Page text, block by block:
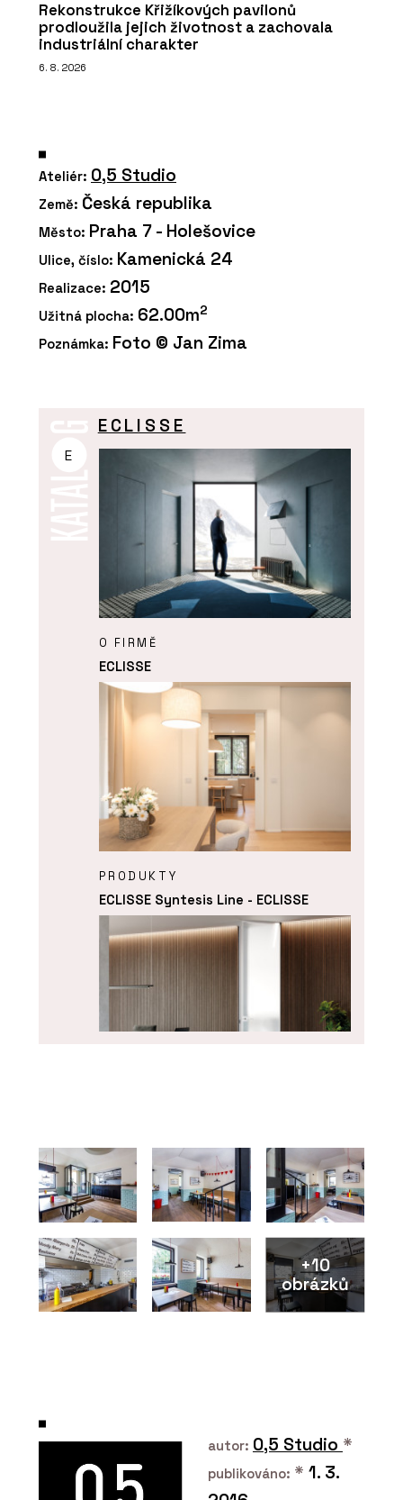
Rekonstrukce Křižíkových pavilonů
prodloužila jejich životnost a zachovala
industriální charakter
6. 8. 2026
Ateliér: 0,5 Studio
Země: Česká republika
Město: Praha 7 - Holešovice
Ulice, číslo: Kamenická 24
Realizace: 2015
Užitná plocha: 62.00m2
Poznámka: Foto © Jan Zima
E
ECLISSE
O FIRMĚ
ECLISSE
PRODUKTY
ECLISSE Syntesis Line - ECLISSE
+10
obrázků
autor: 0,5 Studio *
publikováno: * 1. 3.